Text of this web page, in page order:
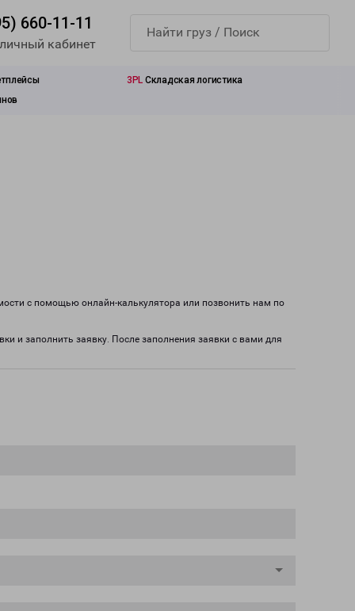
660-11-11
кабинет
3PL Складская логистика
с помощью онлайн-калькулятора или позвонить нам по
и заполнить заявку. После заполнения заявки с вами для